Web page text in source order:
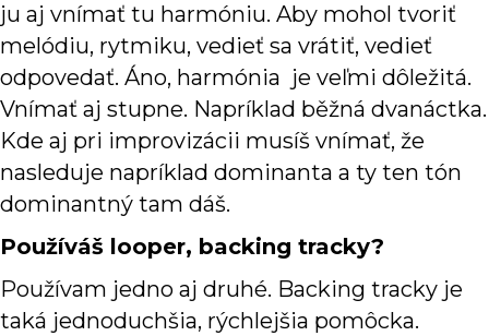
ju aj vnímať tu harmóniu. Aby mohol tvoriť
melódiu, rytmiku, vedieť sa vrátiť, vedieť
odpovedať. Áno, harmónia je veľmi dôležitá.
Vnímať aj stupne. Napríklad běžná dvanáctka.
Kde aj pri improvizácii musíš vnímať, že
nasleduje napríklad dominanta a ty ten tón
dominantný tam dáš.
Používáš looper, backing tracky?
Používam jedno aj druhé. Backing tracky je
taká jednoduchšia, rýchlejšia pomôcka.